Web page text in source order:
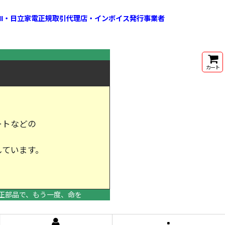
日立家電正規取引代理店・インボイス発行事業者
などの
います。
ます。
品で、もう一度、命を
カート